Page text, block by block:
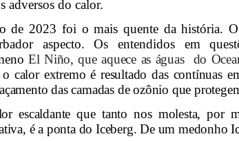
adversos do calor.
de 2023 foi o mais quente da história.
aspecto. Os entendidos em
El Niño, que aquece as águas do
calor extremo é resultado das contínuas
das camadas de ozônio que
escaldante que tanto nos molesta, por
é a ponta do Iceberg. De um medonho